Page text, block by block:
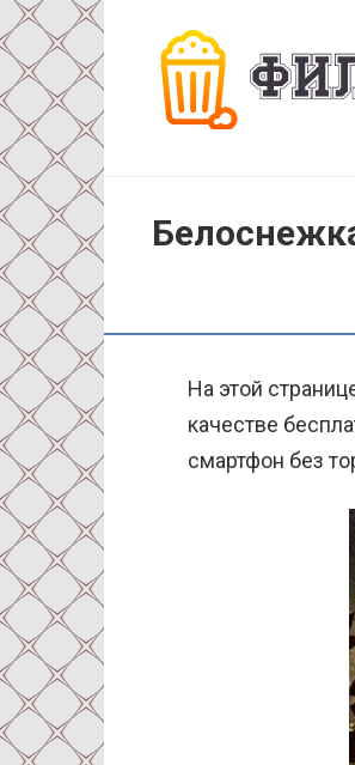
Перейти
к
контенту
На этой
качестве
смартфон без